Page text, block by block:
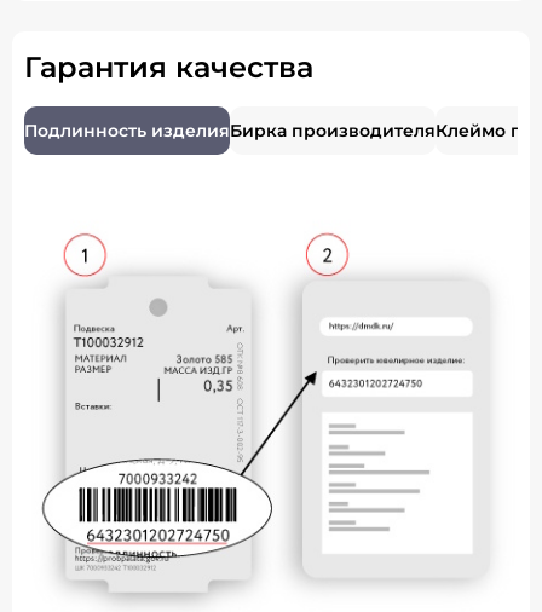
Гарантия качества
Подлинность изделияБирка производителяКлеймо